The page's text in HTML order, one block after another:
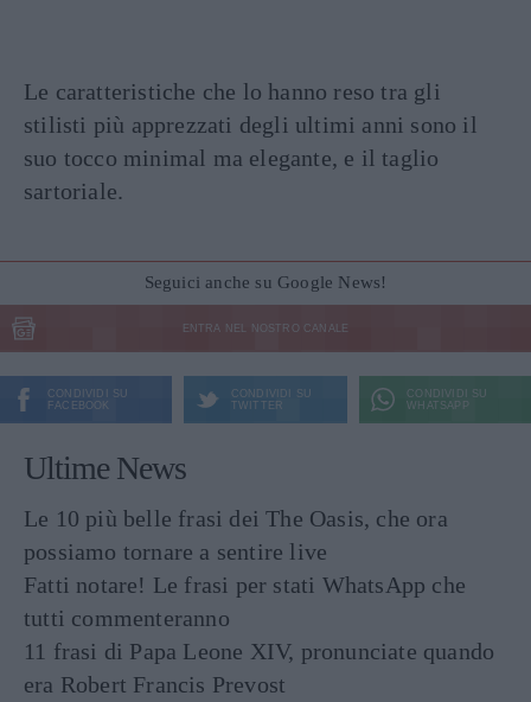
Le caratteristiche che lo hanno reso tra gli
stilisti più apprezzati degli ultimi anni sono il
suo tocco minimal ma elegante, e il taglio
sartoriale.
Seguici anche su Google News!
ENTRA NEL NOSTRO CANALE
CONDIVIDI SU
FACEBOOK
CONDIVIDI SU
TWITTER
CONDIVIDI SU
WHATSAPP
Ultime News
Le 10 più belle frasi dei The Oasis, che ora
possiamo tornare a sentire live
Fatti notare! Le frasi per stati WhatsApp che
tutti commenteranno
11 frasi di Papa Leone XIV, pronunciate quando
era Robert Francis Prevost